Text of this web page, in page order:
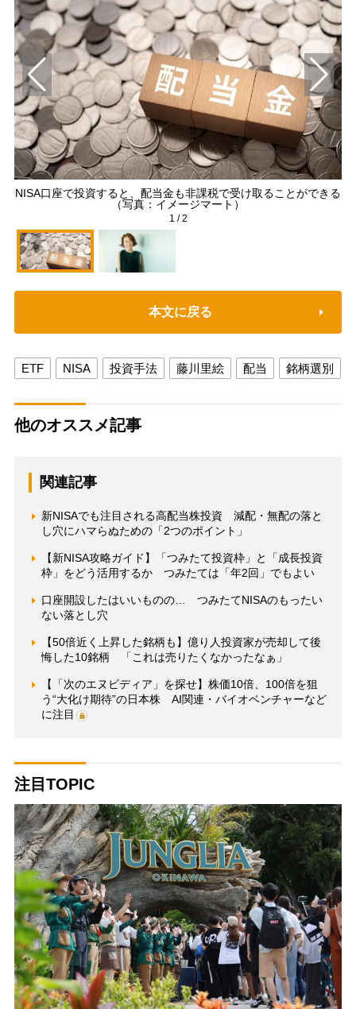
NISA口座で投資すると、配当金も非課税で受け取ることができる
（写真：イメージマート）
1 /2
本文に戻る
ETF NISA 投資手法 藤川里絵 配当 銘柄選別
他のオススメ記事
関連記事
新NISAでも注目される高配当株投資 減配・無配の落と
し穴にハマらぬための「2つのポイント」
【新NISA攻略ガイド】「つみたて投資枠」と「成長投資
枠」をどう活用するか つみたては「年2回」でもよい
口座開設したはいいものの… つみたてNISAのもったい
ない落とし穴
【50倍近く上昇した銘柄も】億り人投資家が売却して後
悔した10銘柄 「これは売りたくなかったなぁ」
【「次のエヌビディア」を探せ】株価10倍、100倍を狙
う“大化け期待”の日本株 AI関連・バイオベンチャーなど
に注目
注目TOPIC